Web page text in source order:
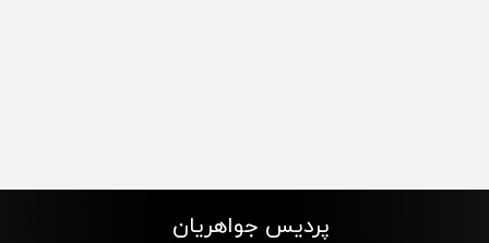
پردیس جواهریان